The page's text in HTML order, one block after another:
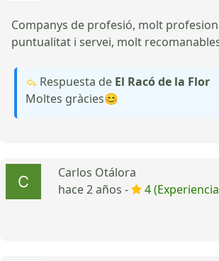
Companys de profesió, molt
puntualitat i servei, molt
Respuesta de El Racó de la Flor
Moltes gràcies😊
Carlos Otálora
hace 2 años -
4